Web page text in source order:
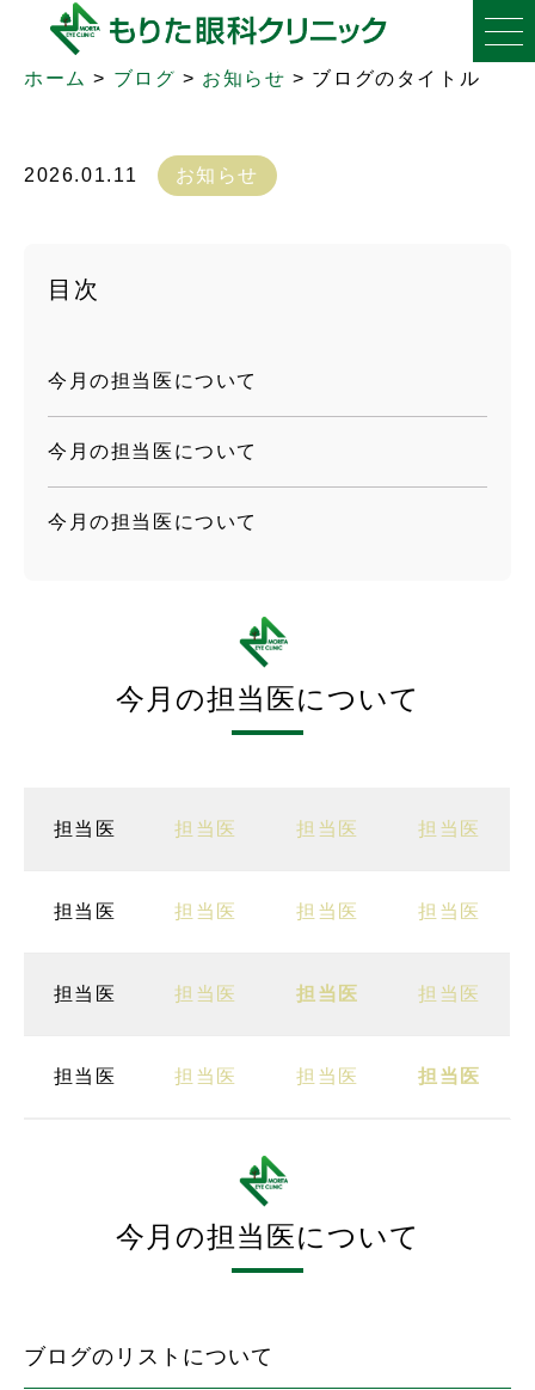
ブログのタイトル
ホーム > ブログ > お知らせ > ブログのタイトル
2026.01.11 お知らせ
目次
今月の担当医について
今月の担当医について
今月の担当医について
今月の担当医について
担当医 担当医 担当医 担当医
担当医 担当医 担当医 担当医
担当医 担当医 担当医 担当医
担当医 担当医 担当医 担当医
今月の担当医について
ブログのリストについて